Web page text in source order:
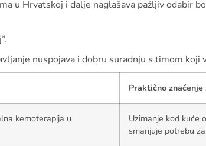
u Hrvatskoj i dalje naglašava pažljiv odabir
nuspojava i dobru suradnju s timom koji
Praktično
kemoterapija u
Uzimanje kod kuće
smanjuje potrebu